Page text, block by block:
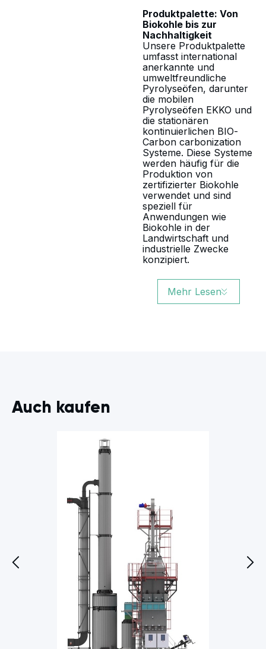
Produktpalette: Von
Biokohle bis zur
Nachhaltigkeit
Unsere Produktpalette
umfasst international
anerkannte und
umweltfreundliche
Pyrolyseöfen, darunter
die mobilen
Pyrolyseöfen EKKO und
die stationären
kontinuierlichen BIO-
Carbon carbonization
Systeme. Diese Systeme
werden häufig für die
Produktion von
zertifizierter Biokohle
verwendet und sind
speziell für
Anwendungen wie
Biokohle in der
Landwirtschaft und
industrielle Zwecke
konzipiert.
Mehr Lesen
Auch kaufen